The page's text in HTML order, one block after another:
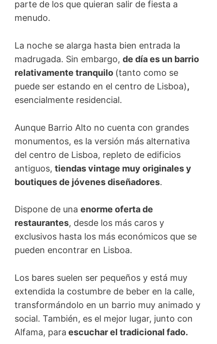
parte de los que quieran salir de fiesta a
menudo.
La noche se alarga hasta bien entrada la
madrugada. Sin embargo, de día es un barrio
relativamente tranquilo (tanto como se
puede ser estando en el centro de Lisboa),
esencialmente residencial.
Aunque Barrio Alto no cuenta con grandes
monumentos, es la versión más alternativa
del centro de Lisboa, repleto de edificios
antiguos, tiendas vintage muy originales y
boutiques de jóvenes diseñadores.
Dispone de una enorme oferta de
restaurantes, desde los más caros y
exclusivos hasta los más económicos que se
pueden encontrar en Lisboa.
Los bares suelen ser pequeños y está muy
extendida la costumbre de beber en la calle,
transformándolo en un barrio muy animado y
social. También, es el mejor lugar, junto con
Alfama, para escuchar el tradicional fado.